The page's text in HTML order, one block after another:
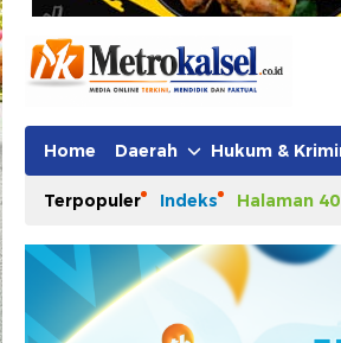
Home Daerah Hukum &
Terpopuler Indeks Halaman